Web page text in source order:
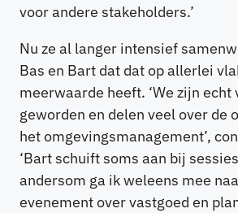
voor andere stakeholders.’
Nu ze al langer intensief
Bas en Bart dat dat op allerlei
meerwaarde heeft. ‘We zijn echt
geworden en delen veel over de
het omgevingsmanagement’,
‘Bart schuift soms aan bij
andersom ga ik weleens mee
evenement over vastgoed en